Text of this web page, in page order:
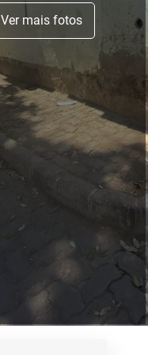
Ver mais fotos